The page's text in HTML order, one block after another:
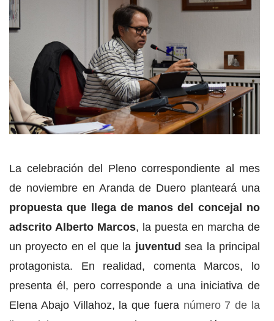
La celebración del Pleno correspondiente al mes
de noviembre en Aranda de Duero planteará una
propuesta que llega de manos del concejal no
adscrito Alberto Marcos, la puesta en marcha de
un proyecto en el que la juventudsea la principal
protagonista. En realidad, comenta Marcos, lo
presenta él, pero corresponde a una iniciativa de
Elena Abajo Villahoz, la que fueranúmero 7 de la